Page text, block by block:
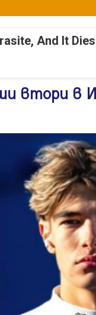
And It
втори в